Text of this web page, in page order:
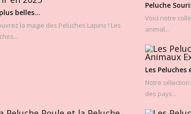
belles...
la magie des Peluches Lapins ! Les
Peluche
Voici notre
animal...
Les Peluches
Notre
des pays...